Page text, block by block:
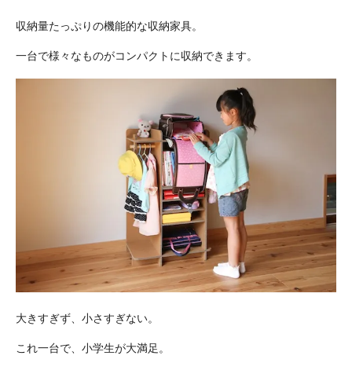
収納量たっぷりの機能的な収納家具。
一台で様々なものがコンパクトに収納できます。
大きすぎず、小さすぎない。
これ一台で、小学生が大満足。